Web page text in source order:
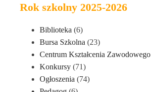
Rok szkolny 2025-2026
Biblioteka (6)
Bursa Szkolna (23)
Centrum Kształcenia Zawodowego
Konkursy (71)
Ogłoszenia (74)